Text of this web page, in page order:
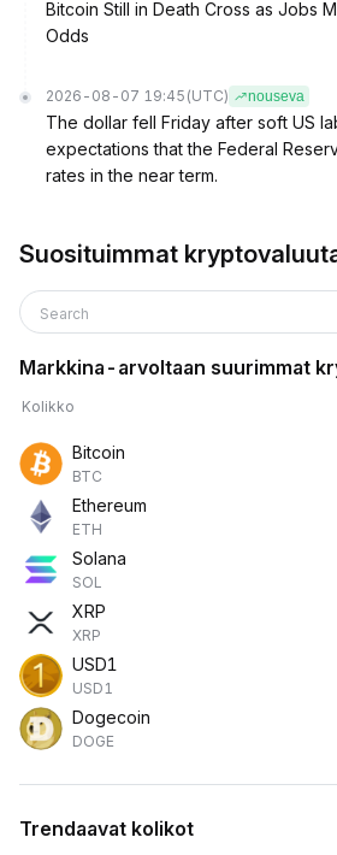
Bitcoin Still in Death Cross as Jobs
Odds
2026-08-07 19:45 (UTC) nouseva
The dollar fell Friday after soft US
expectations that the Federal
rates in the near term.
Suosituimmat
Search
Markkina-arvoltaan suurimmat
Kolikko
Bitcoin
BTC
Ethereum
ETH
Solana
SOL
XRP
XRP
USD1
USD1
Dogecoin
DOGE
Trendaavat kolikot